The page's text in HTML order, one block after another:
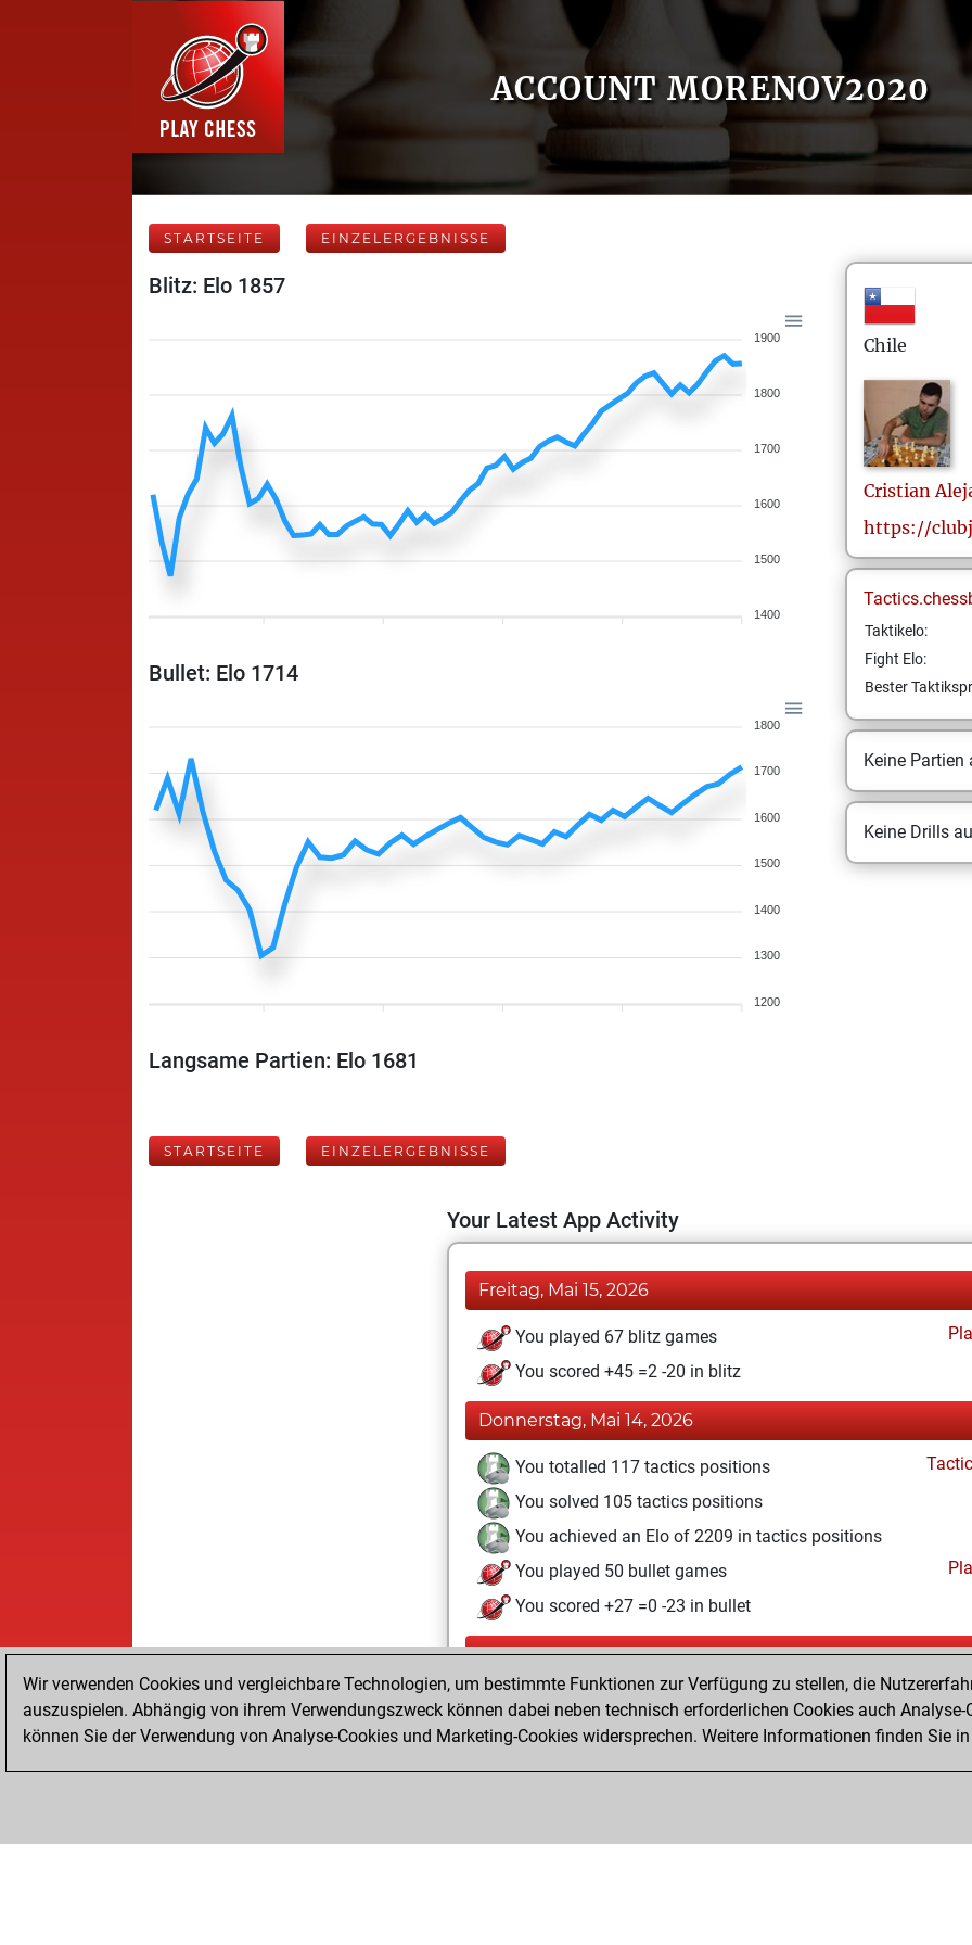
ACCOUNT MORENOV2020
STARTSEITE EINZELERGEBNISSE
Blitz: Elo 1857
1900
1800
1700
1600
1500
1400
Bullet: Elo 1714
1800
1700
1600
1500
1400
1300
1200
Langsame Partien: Elo 1681
Chile
Cristian
https://
Taktikelo:
Fight Elo:
Bester
Keine
Keine Drills
STARTSEITE EINZELERGEBNISSE
Your Latest App Activity
Freitag, Mai 15, 2026
You played 67 blitz games
You scored +45 =2 -20 in blitz
Donnerstag, Mai 14, 2026
You totalled 117 tactics positions
You solved 105 tactics positions
You achieved an Elo of 2209 in tactics positions
You played 50 bullet games
You scored +27 =0 -23 in bullet
Sonntag, April 17, 2022
You played 1 slow games
You scored +1 =0 -0 in slow games
Wir verwenden Cookies und vergleichbare Technologien, um bestimmte Funktionen zur Verfügung zu stellen, die
auszuspielen. Abhängig von ihrem Verwendungszweck können dabei neben technisch erforderlichen Cookies auch
können Sie der Verwendung von Analyse-Cookies und Marketing-Cookies widersprechen. Weitere Informationen finden Sie